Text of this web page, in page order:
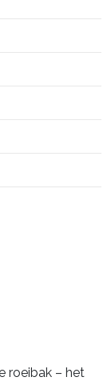
roeibak – het